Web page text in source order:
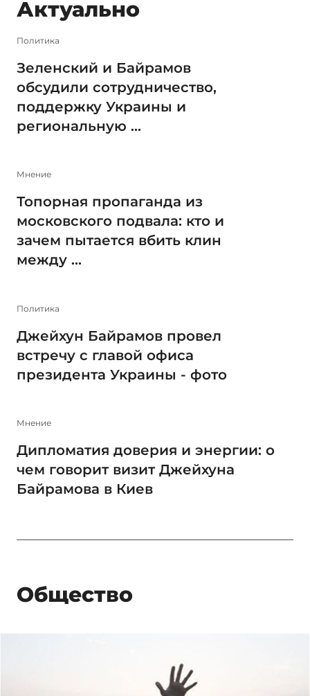
Актуально
Политика
Зеленский и Байрамов
обсудили сотрудничество,
поддержку Украины и
региональную ...
Мнение
Топорная пропаганда из
московского подвала: кто и
зачем пытается вбить клин
между ...
Политика
Джейхун Байрамов провел
встречу с главой офиса
президента Украины - фото
Мнение
Дипломатия доверия и энергии: о
чем говорит визит Джейхуна
Байрамова в Киев
Общество